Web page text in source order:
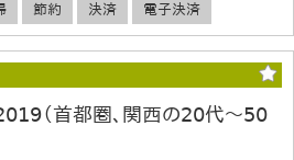
節約 決済 電子決済
（首都圏、関西の20代～50